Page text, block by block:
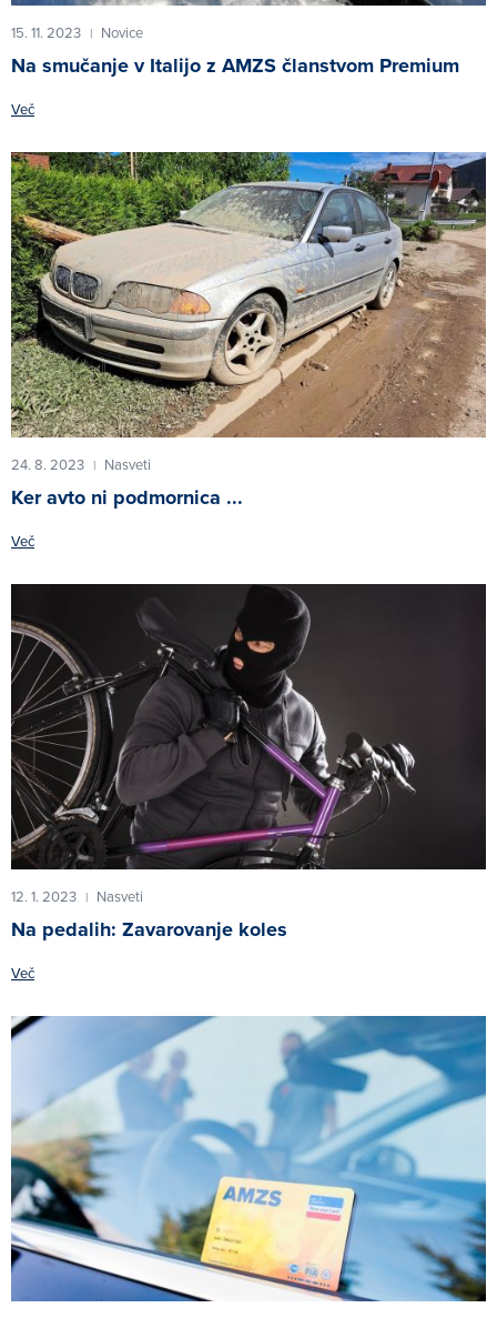
15. 11. 2023 | Novice
Na smučanje v Italijo z AMZS članstvom Premium
Več
24. 8. 2023 | Nasveti
Ker avto ni podmornica ...
Več
12. 1. 2023 | Nasveti
Na pedalih: Zavarovanje koles
Več